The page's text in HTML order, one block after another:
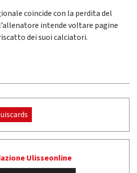
coincide con la perdita del
intende voltare pagine
dei suoi calciatori.
Ulisseonline